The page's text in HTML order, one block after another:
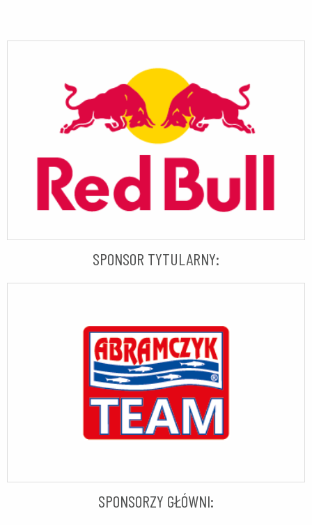
SPONSOR TYTULARNY:
SPONSORZY GŁÓWNI: